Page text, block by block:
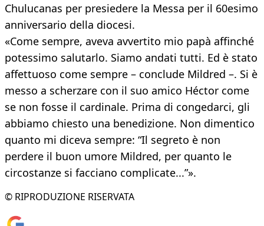
Chulucanas per presiedere la Messa per il 60esimo
anniversario della diocesi.
«Come sempre, aveva avvertito mio papà affinché
potessimo salutarlo. Siamo andati tutti. Ed è stato
affettuoso come sempre – conclude Mildred –. Si è
messo a scherzare con il suo amico Héctor come
se non fosse il cardinale. Prima di congedarci, gli
abbiamo chiesto una benedizione. Non dimentico
quanto mi diceva sempre: “Il segreto è non
perdere il buon umore Mildred, per quanto le
circostanze si facciano complicate...”».
© RIPRODUZIONE RISERVATA